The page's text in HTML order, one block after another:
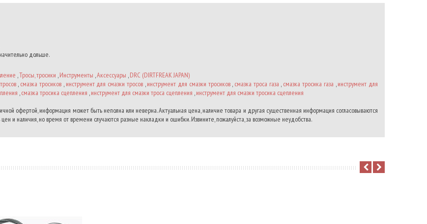
дольше.
,Тросы, тросики ,Инструменты ,Аксессуары ,DRC (DIRTFREAK JAPAN)
, смазка тросиков , инструмент для смазки тросов,инструмент для смазки тросиков, смазка троса газа , смазка тросика газа ,инструмент для
,смазка тросика сцепления ,инструмент для смазки троса сцепления ,инструмент для смазки тросика сцепления
офертой, информация может быть неполна или неверна. Актуальная цена, наличие товара и другая существенная информация согласовываются
и наличия, но время от времени случаются разные накладки и ошибки. Извините, пожалуйста, за возможные неудобства.